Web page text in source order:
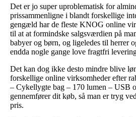
Det er jo super uproblematisk for
prissammenligne i blandt forskellige
gengæld har de fleste KNOG online
til at at formindske salgsværdien på
babyer og børn, og ligeledes til herrer
endda nogle gange love fragtfri
Det kan dog ikke desto mindre blive
forskellige online virksomheder efter
– Cykellygte bag – 170 lumen – USB
gennemfører dit køb, så man er tryg
pris.